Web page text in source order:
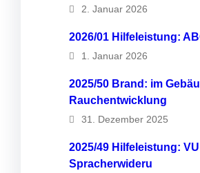
2. Januar 2026
2026/01 Hilfeleistung:
1. Januar 2026
2025/50 Brand: im
Rauchentwicklung
31. Dezember 2025
2025/49 Hilfeleistung:
Spracherwideru